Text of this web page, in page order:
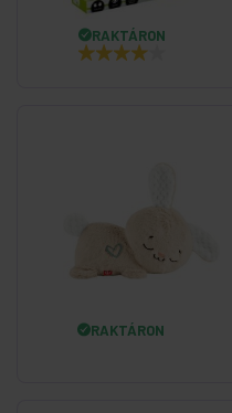
RAKTÁRON
RAKTÁRON